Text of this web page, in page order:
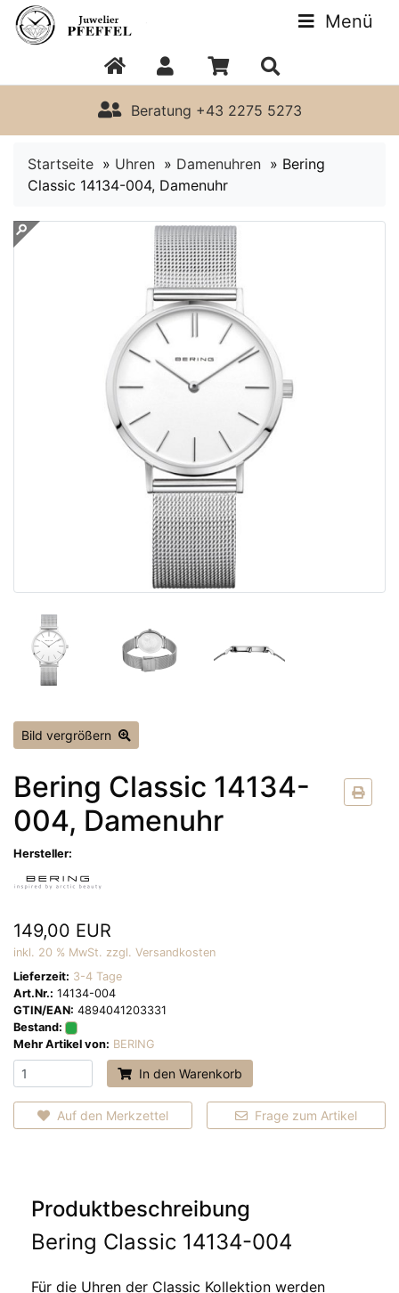
Beratung +43 2275 5273
Menü
Startseite » Uhren » Damenuhren » Bering
Classic 14134-004, Damenuhr
Bild vergrößern
Bering Classic 14134-
004, Damenuhr
Hersteller:
149,00 EUR
inkl. 20 % MwSt. zzgl. Versandkosten
Lieferzeit: 3-4 Tage
Art.Nr.: 14134-004
GTIN/EAN: 4894041203331
Bestand:
Mehr Artikel von: BERING
In den Warenkorb
Auf den Merkzettel Frage zum Artikel
Produktbeschreibung
Bering Classic 14134-004
Für die Uhren der Classic Kollektion werden